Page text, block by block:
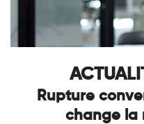
Rupture
change la